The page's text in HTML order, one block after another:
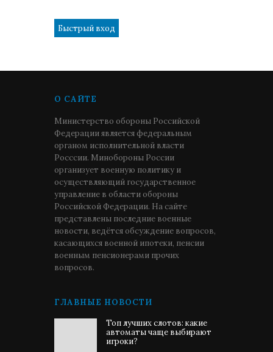
О САЙТЕ
Министерство обороны Российской
Федерации является федеральным
органом исполнительной власти
Росссии. Минобороны России
организует военную политику и
осуществляющий государственное
управление в области обороны
Российской Федерации. На сайте
представлены последние военные
новости, ведётся обсуждение вопросов,
касающихся военной ипотеки, пенсии
военным пенсионерами прочих
вопросов.
ГЛАВНЫЕ НОВОСТИ
Топ лучших слотов: какие
автоматы чаще выбирают
игроки?